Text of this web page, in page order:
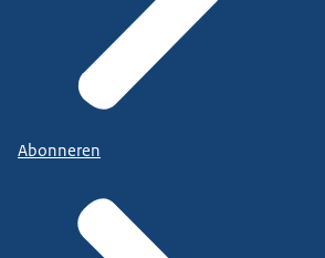
Abonneren